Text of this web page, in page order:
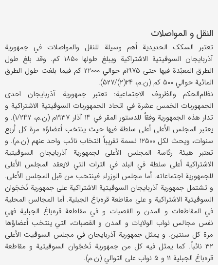
النقل و المواصلات
تعتبر السکک الحدیدیة أهم وسیلة للنقل والمواصلات في جمهوریة
آذربایجان السوڤیتیة الاشتراکیة ویبلغ طولها ۱۸۵۰ کم. وقد بلغ طول
الطرق المعبّدة فیها حتی ۱۹۷۵م حوالي ۲۲۰۰۰ کم فیما بلغت طول الطرق
المائیة حوالي ۵۰۰ کم (ن.م، ۲۴(۲)/۵۲۷).
نظام‌الحکم والظروف الاجتماعیة: تعتبر جمهوریة آذربایجان احدی
الجمهوریات الخمس عشرة في اتحاد الجمهوریات السوڤیتیة الاشتراکیة و
تدار هذه الجمهوریة وفقاً للدستور المقر في ۱۴ آذار ۱۹۳۷م (ن.م، ۱/۲۴۷). و
یعتبر المجلس الأعلی أعلی سلطة فیها حیث ینتخب أعضاؤه مرة کل أربع
سنوات، ویحث لکل ۱۲۵۰۰ نسمة تقریباً انتخاب نائب واحد عنهم (ن.م). و
تعتبر هیئة رئاسة المجلس الأعلی لجمهوریة آذربایجان السوڤیتیة
الاشتراکیة أعلی سلطة في البلد في الترات التي لایعقد المجلس الأعلی
للجمهوریة اجتماعاته. أما مجلس الوزراء فینتخب من قبل المجلس الأعلی.
و تشتمل جمهوریة آذربایجان السوڤیتیة الاشتراکیة علی جمهوریة نَخجَوان
السوڤیتیة الاشتراکیة و علی مقاطعة قره‌باغ الجبلیة. أما المجالس المحلیة
في المقاطعات و المدن و القصبات و في مقاطعة قره‌باغ الجبلیة فهي
نفس مجالس نواب الولایات و المدن و القصبات، التي ینتخب أعضاؤها
مرة کل سنتین. و یمثل جمهوریة آذربایجان في مجلس السوڤیت الأعلی
۳۲ نائباً. کما یمثل فیه کل من جمهوریة نَخجَوان السوڤیتیة و مقاطعة
قره‌باغ الجبلیة ۱۱ و ۵ نواب علی التوالي (ن.م).